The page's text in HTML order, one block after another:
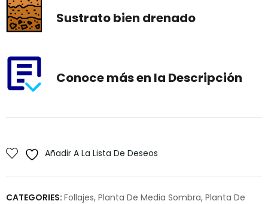
Sustrato bien drenado
Conoce más en la Descripción
Añadir A La Lista De Deseos
CATEGORIES: Follajes, Planta De Media Sombra, Planta De